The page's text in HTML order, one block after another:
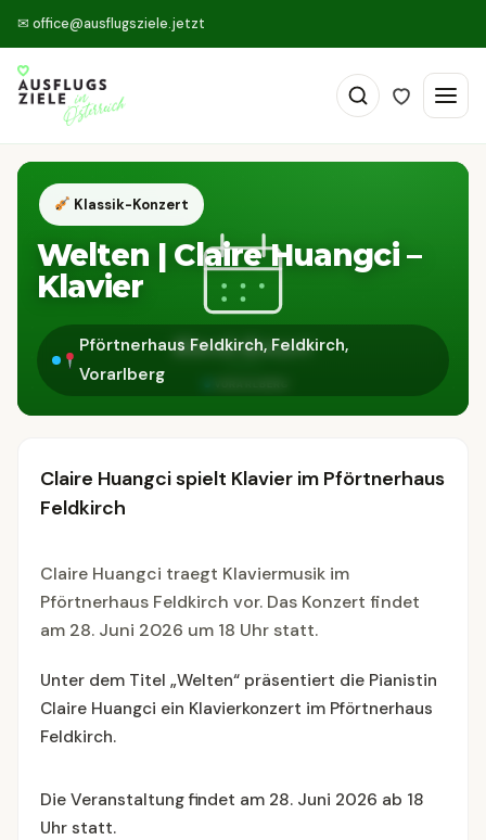
✉ office@ausflugsziele.jetzt
Klassik-Konzert
Welten | Claire Huangci –
Klavier
Pförtnerhaus Feldkirch, Feldkirch,
Vorarlberg
Claire Huangci spielt Klavier im Pförtnerhaus
Feldkirch
Claire Huangci traegt Klaviermusik im
Pförtnerhaus Feldkirch vor. Das Konzert findet
am 28. Juni 2026 um 18 Uhr statt.
Unter dem Titel „Welten“ präsentiert die Pianistin
Claire Huangci ein Klavierkonzert im Pförtnerhaus
Feldkirch.
Die Veranstaltung findet am 28. Juni 2026 ab 18
Uhr statt.